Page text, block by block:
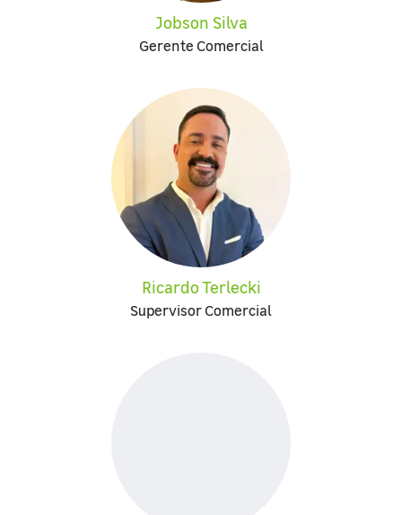
Jobson Silva
Gerente Comercial
Ricardo Terlecki
Supervisor Comercial